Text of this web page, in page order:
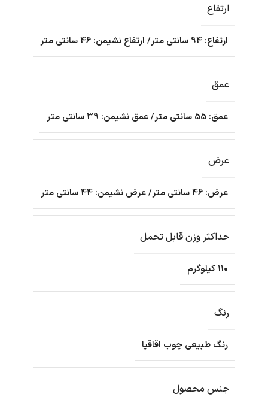
ارتفاع
ارتفاع: 94 سانتی متر/ ارتفاع نشیمن: 46 سانتی متر
عمق
عمق: 55 سانتی متر/ عمق نشیمن: 39 سانتی متر
عرض
عرض: 46 سانتی متر/ عرض نشیمن: 44 سانتی متر
حداکثر وزن قابل تحمل
110 کیلوگرم
رنگ
رنگ طبیعی چوب اقاقیا
جنس محصول